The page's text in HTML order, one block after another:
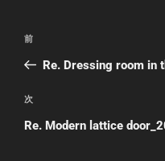
投
ビ
ゲ
前
の
稿
前
Re. Dressing room in
次
の
次
Re. Modern lattice